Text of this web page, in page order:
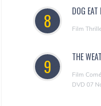
8 DOG EAT
Film
9 THE
Film
DVD 07